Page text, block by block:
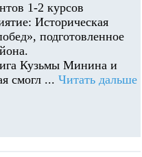
1-2 курсов
Историческая
подготовленное
Кузьмы Минина и
смогл ... Читать дальше